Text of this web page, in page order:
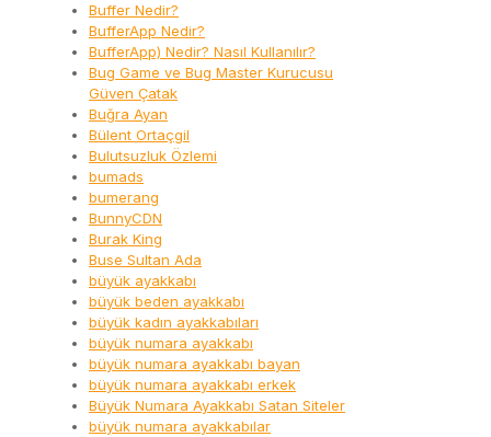
Buffer Nedir?
BufferApp Nedir?
BufferApp) Nedir? Nasıl Kullanılır?
Bug Game ve Bug Master Kurucusu
Güven Çatak
Buğra Ayan
Bülent Ortaçgil
Bulutsuzluk Özlemi
bumads
bumerang
BunnyCDN
Burak King
Buse Sultan Ada
büyük ayakkabı
büyük beden ayakkabı
büyük kadın ayakkabıları
büyük numara ayakkabı
büyük numara ayakkabı bayan
büyük numara ayakkabı erkek
Büyük Numara Ayakkabı Satan Siteler
büyük numara ayakkabılar